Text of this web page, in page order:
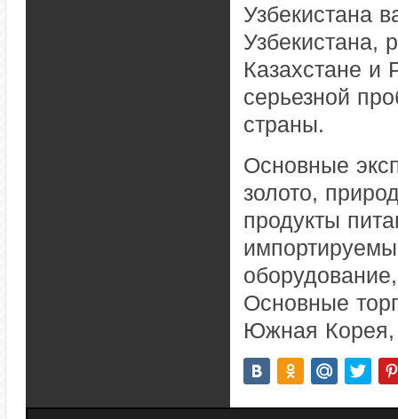
Узбекистана
Узбекистана,
Казахстане и
серьезной
страны.
Основные
золото,
продукты
Основные
Южная Корея,